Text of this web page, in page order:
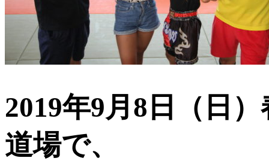
2019年9月8日（日
道場で、